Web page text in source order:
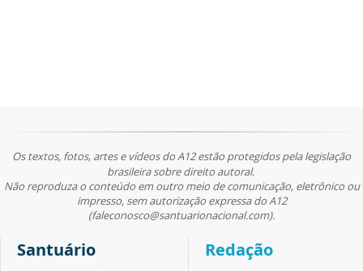
Os textos, fotos, artes e vídeos do A12 estão protegidos pela legislação
brasileira sobre direito autoral.
Não reproduza o conteúdo em outro meio de comunicação, eletrônico ou
impresso, sem autorização expressa do A12
(faleconosco@santuarionacional.com).
Santuário Redação